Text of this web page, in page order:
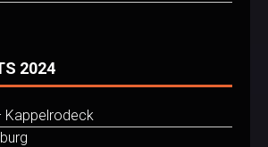
2024
Kappelrodeck